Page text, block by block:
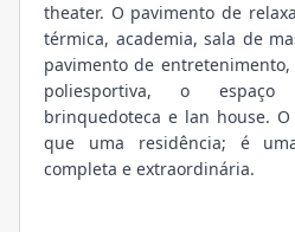
theater. O pavimento de
térmica, academia, sala de
pavimento de
poliesportiva, o espaço
brinquedoteca e lan house.
que uma residência; é
completa e extraordinária.